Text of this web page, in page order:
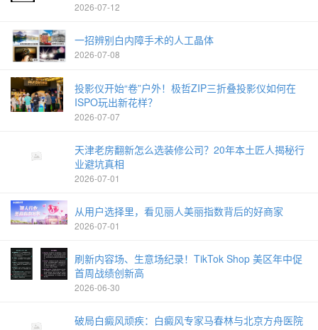
2026-07-12
一招辨别白内障手术的人工晶体
2026-07-08
投影仪开始“卷”户外！极哲ZIP三折叠投影仪如何在
ISPO玩出新花样？
2026-07-07
天津老房翻新怎么选装修公司？20年本土匠人揭秘行
业避坑真相
2026-07-01
从用户选择里，看见丽人美丽指数背后的好商家
2026-07-01
刷新内容场、生意场纪录！TikTok Shop 美区年中促
首周战绩创新高
2026-06-30
破局白癜风顽疾：白癜风专家马春林与北京方舟医院